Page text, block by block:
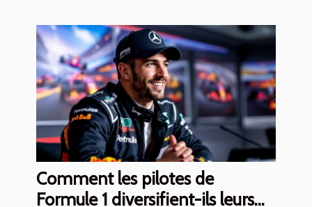
Comment les pilotes de
Formule 1 diversifient-ils leurs